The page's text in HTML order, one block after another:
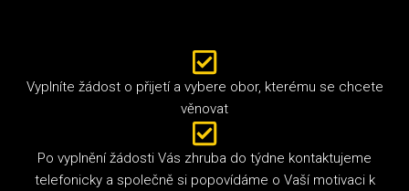
Vyplníte žádost o přijetí a vybere obor, kterému se chcete
věnovat
Po vyplnění žádosti Vás zhruba do týdne kontaktujeme
telefonicky a společně si popovídáme o Vaší motivaci k